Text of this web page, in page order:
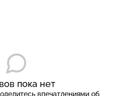
пока нет
впечатлениями об